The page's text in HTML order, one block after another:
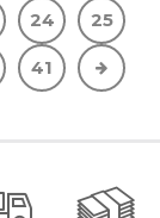
24 25
41